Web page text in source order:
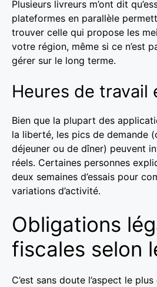
Plusieurs livreurs m’ont dit
plateformes en parallèle
trouver celle qui propose les
votre région, même si ce n’est
gérer sur le long terme.
Heures de travail
Bien que la plupart des
la liberté, les pics de demande
déjeuner ou de dîner) peuvent
réels. Certaines personnes
deux semaines d’essais pour
variations d’activité.
Obligations
fiscales selon
C’est sans doute l’aspect le